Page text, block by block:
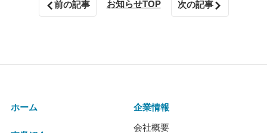
前の記事 お知らせTOP 次の記事
ホーム
企業情報
会社概要